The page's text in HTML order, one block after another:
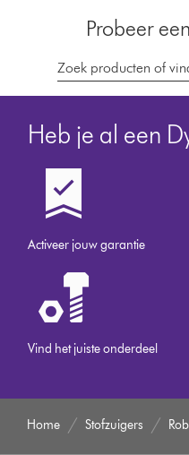
Probeer
Heb je al een
Activeer jouw garantie
Vind het juiste onderdeel
Home Stofzuigers